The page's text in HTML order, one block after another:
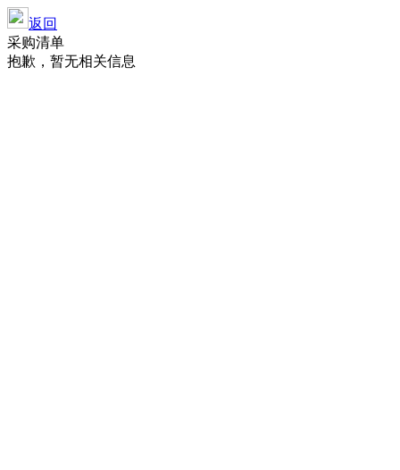
返回
采购清单
抱歉，暂无相关信息